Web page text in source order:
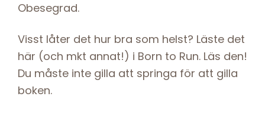
Obesegrad.
Visst låter det hur bra som helst? Läste det
här (och mkt annat!) i Born to Run. Läs den!
Du måste inte gilla att springa för att gilla
boken.